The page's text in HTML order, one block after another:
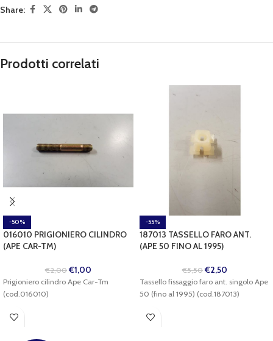
Share:
Prodotti correlati
-50%
016010 PRIGIONIERO CILINDRO
(APE CAR-TM)
€2,00 €1,00
Prigioniero cilindro Ape Car-Tm
(cod.016010)
-55%
187013 TASSELLO FARO ANT.
(APE 50 FINO AL 1995)
€5,50 €2,50
Tassello fissaggio faro ant. singolo Ape
50 (fino al 1995) (cod.187013)